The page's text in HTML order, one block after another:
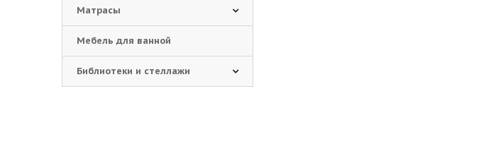
Матрасы
Мебель для ванной
Библиотеки и стеллажи